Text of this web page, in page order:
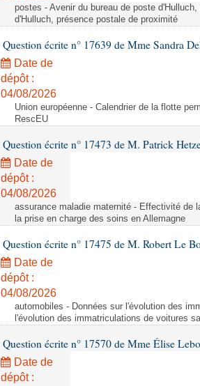
postes - Avenir du bureau de poste
d'Hulluch, présence postale de proximité
Question écrite n° 17639 de Mme Sandra
Date de
dépôt :
04/08/2026
Union européenne - Calendrier de la flotte
RescEU
Question écrite n° 17473 de M. Patrick
Date de
dépôt :
04/08/2026
assurance maladie maternité - Effectivité de
la prise en charge des soins en Allemagne
Question écrite n° 17475 de M. Robert Le
Date de
dépôt :
04/08/2026
automobiles - Données sur l'évolution des
l'évolution des immatriculations de voitures
Question écrite n° 17570 de Mme Élise
Date de
dépôt :